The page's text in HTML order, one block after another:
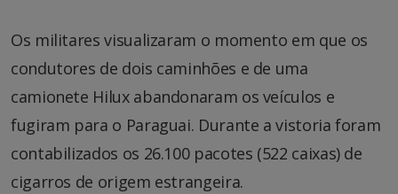
Os militares visualizaram o momento em que os
condutores de dois caminhões e de uma
camionete Hilux abandonaram os veículos e
fugiram para o Paraguai. Durante a vistoria foram
contabilizados os 26.100 pacotes (522 caixas) de
cigarros de origem estrangeira.